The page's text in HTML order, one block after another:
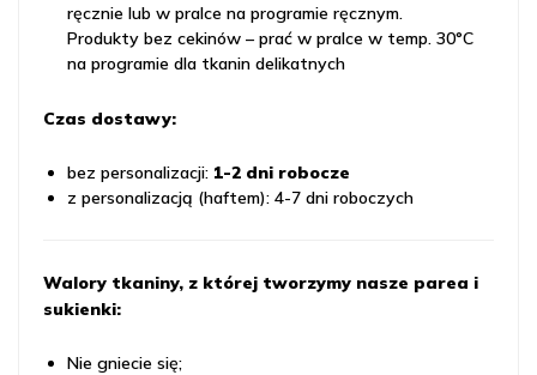
ręcznie lub w pralce na programie ręcznym.
Produkty bez cekinów – prać w pralce w temp. 30°C
na programie dla tkanin delikatnych
Czas dostawy:
bez personalizacji: 1-2 dni robocze
z personalizacją (haftem): 4-7 dni roboczych
Walory tkaniny, z której tworzymy nasze parea i
sukienki:
Nie gniecie się;